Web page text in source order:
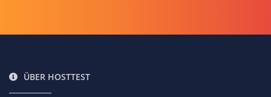
ÜBER HOSTTEST